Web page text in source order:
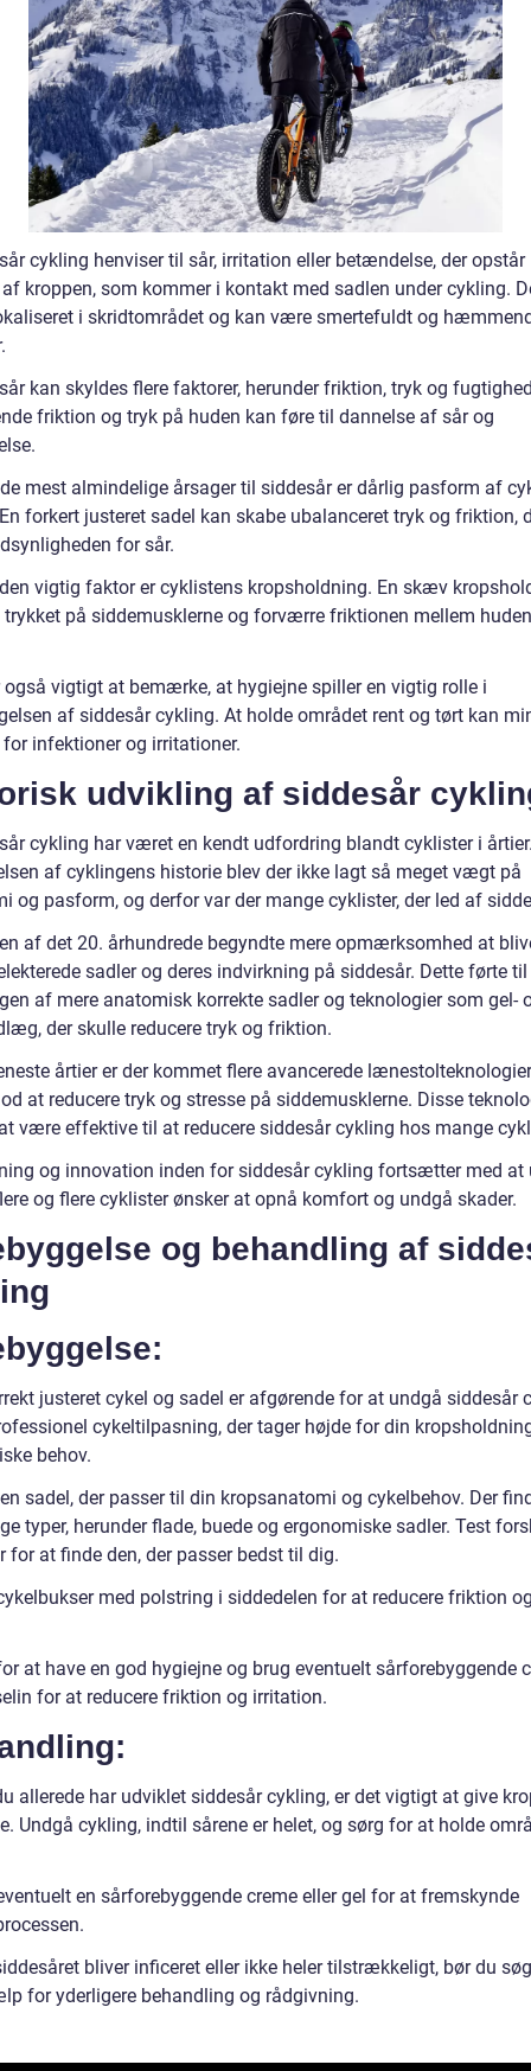
cykling henviser til sår, irritation eller betændelse, der opstår
kroppen, som kommer i kontakt med sadlen under cykling.
i skridtområdet og kan være smertefuldt og
kan skyldes flere faktorer, herunder friktion, tryk og
friktion og tryk på huden kan føre til dannelse af sår og
mest almindelige årsager til siddesår er dårlig pasform af
forkert justeret sadel kan skabe ubalanceret tryk og friktion,
for sår.
vigtig faktor er cyklistens kropsholdning. En skæv
trykket på siddemusklerne og forværre friktionen mellem
også vigtigt at bemærke, at hygiejne spiller en vigtig rolle i
af siddesår cykling. At holde området rent og tørt kan
infektioner og irritationer.
udvikling af siddesår
cykling har været en kendt udfordring blandt cyklister i
af cyklingens historie blev der ikke lagt så meget vægt på
og pasform, og derfor var der mange cyklister, der led af
af det 20. århundrede begyndte mere opmærksomhed at
sadler og deres indvirkning på siddesår. Dette førte til
af mere anatomisk korrekte sadler og teknologier som gel-
der skulle reducere tryk og friktion.
årtier er der kommet flere avancerede
at reducere tryk og stresse på siddemusklerne. Disse
være effektive til at reducere siddesår cykling hos mange
og innovation inden for siddesår cykling fortsætter med at
og flere cyklister ønsker at opnå komfort og undgå skader.
og behandling af
justeret cykel og sadel er afgørende for at undgå siddesår
cykeltilpasning, der tager højde for din
behov.
sadel, der passer til din kropsanatomi og cykelbehov. Der
typer, herunder flade, buede og ergonomiske sadler. Test
for at finde den, der passer bedst til dig.
med polstring i siddedelen for at reducere friktion
at have en god hygiejne og brug eventuelt sårforebyggende
for at reducere friktion og irritation.
allerede har udviklet siddesår cykling, er det vigtigt at give
Undgå cykling, indtil sårene er helet, og sørg for at holde
en sårforebyggende creme eller gel for at fremskynde
bliver inficeret eller ikke heler tilstrækkeligt, bør du
for yderligere behandling og rådgivning.